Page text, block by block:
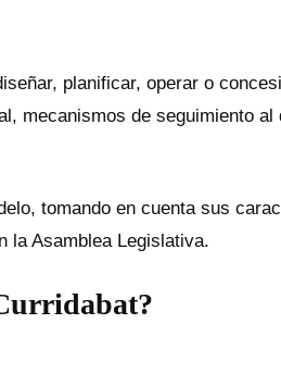
planificar, operar o
mecanismos de seguimiento
tomando en cuenta sus
la Asamblea Legislativa.